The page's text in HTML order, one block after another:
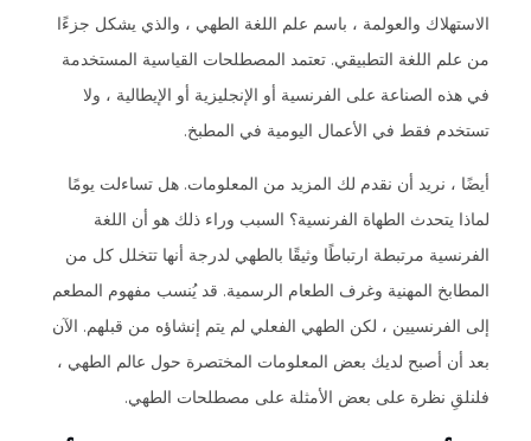
الاستهلاك والعولمة ، باسم علم اللغة الطهي ، والذي يشكل جزءًا
من علم اللغة التطبيقي. تعتمد المصطلحات القياسية المستخدمة
في هذه الصناعة على الفرنسية أو الإنجليزية أو الإيطالية ، ولا
تستخدم فقط في الأعمال اليومية في المطبخ.
أيضًا ، نريد أن نقدم لك المزيد من المعلومات. هل تساءلت يومًا
لماذا يتحدث الطهاة الفرنسية؟ السبب وراء ذلك هو أن اللغة
الفرنسية مرتبطة ارتباطًا وثيقًا بالطهي لدرجة أنها تتخلل كل من
المطابخ المهنية وغرف الطعام الرسمية. قد يُنسب مفهوم المطعم
إلى الفرنسيين ، لكن الطهي الفعلي لم يتم إنشاؤه من قبلهم. الآن
بعد أن أصبح لديك بعض المعلومات المختصرة حول عالم الطهي ،
فلنلقِ نظرة على بعض الأمثلة على مصطلحات الطهي.